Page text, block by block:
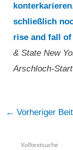
schließlich
rise and fall
& State New
Arschloch-
Post
← Vorheriger